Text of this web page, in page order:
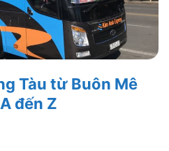
Tàu từ Buôn Mê
đến Z